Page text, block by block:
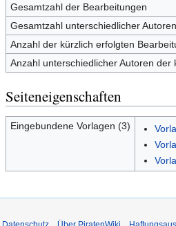
Gesamtzahl der Bearbeitungen
Gesamtzahl unterschiedlicher Autoren
Anzahl der kürzlich erfolgten
Anzahl unterschiedlicher Autoren
Seiteneigenschaften
Eingebundene Vorlagen (3)